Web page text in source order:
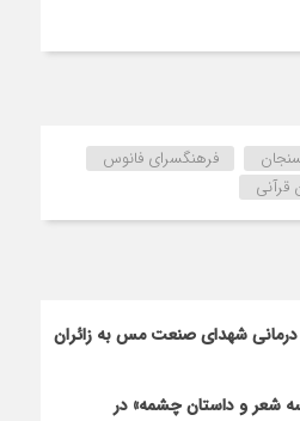
فرهنگسرای فانوس
قرآنی
شهدای صنعت مس به زائران
شعر و داستان چشمه» در